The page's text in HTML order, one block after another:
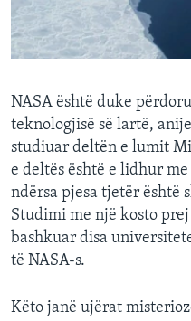
INTERVISTA
DITARI
NASA është duke
teknologjisë së lartë,
studiuar deltën e lumit
e deltës është e lidhur
ndërsa pjesa tjetër është
Studimi me një kosto
bashkuar disa
të NASA-s.
Këto janë ujërat